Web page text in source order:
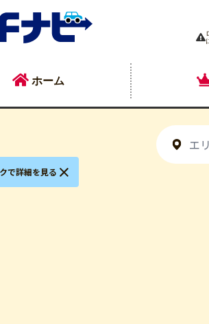
ホーム
で詳細を見る